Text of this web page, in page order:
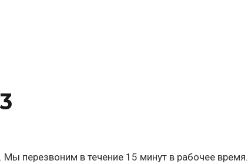
перезвоним в течение 15 минут в рабочее время.